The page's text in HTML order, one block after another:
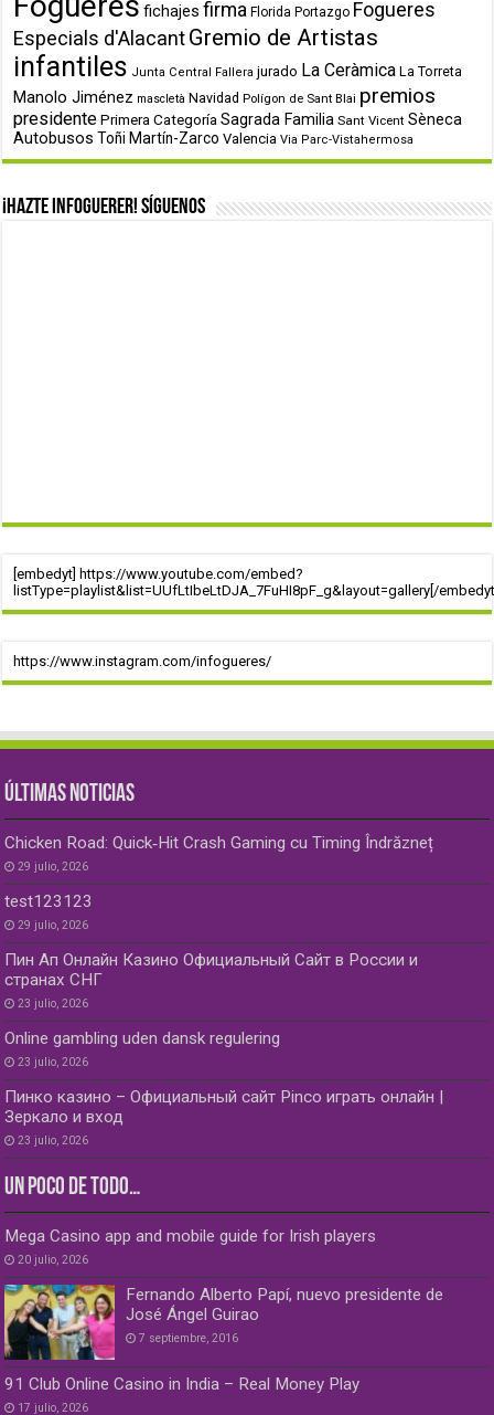
fichajes firma Florida Portazgo Fogueres
Especials d'AlacantGremio de Artistas
infantiles Junta Central Fallera jurado La Ceràmica La Torreta
Manolo Jiménez mascletà Navidad Polígon de Sant Blai premios
presidente Primera Categoría Sagrada Familia Sant Vicent Sèneca
Autobusos Toñi Martín-Zarco Valencia Via Parc-Vistahermosa
¡Hazte infoguerer! Síguenos
[embedyt] https://www.youtube.com/embed?
listType=playlist&list=UUfLtIbeLtDJA_7FuHI8pF_g&layout=gallery[/
https://www.instagram.com/infogueres/
ÚLTIMAS NOTICIAS
Chicken Road: Quick‑Hit Crash Gaming cu Timing Îndrăzneț
29 julio, 2026
test123123
29 julio, 2026
Пин Ап Онлайн Казино Официальный Сайт в России и
странах СНГ
23 julio, 2026
Online gambling uden dansk regulering
23 julio, 2026
Пинко казино – Официальный сайт Pinco играть онлайн |
Зеркало и вход
23 julio, 2026
UN POCO DE TODO…
Mega Casino app and mobile guide for Irish players
20 julio, 2026
Fernando Alberto Papí, nuevo presidente de
José Ángel Guirao
7 septiembre, 2016
91 Club Online Casino in India – Real Money Play
17 julio, 2026